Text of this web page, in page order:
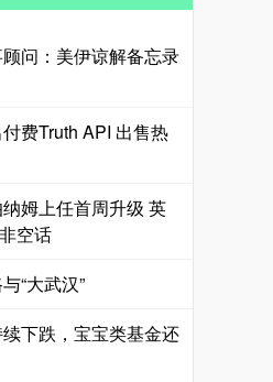
问：美伊谅解备忘录
费Truth API 出售热
姆上任首周升级 英
空话
“大武汉”
下跌，宝宝类基金还